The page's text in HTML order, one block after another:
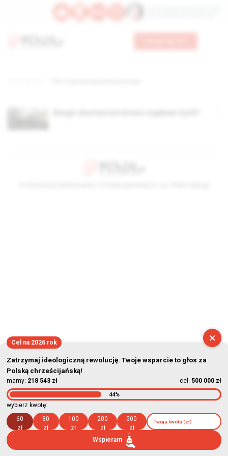
×
Cel na 2026 rok
Zatrzymaj ideologiczną rewolucję. Twoje wsparcie to głos za
Polską chrześcijańską!
mamy: 218 543 zł cel: 500 000 zł
44%
wybierz kwotę:
60
zł
80
zł
100
zł
200
zł
500
zł
Wspieram